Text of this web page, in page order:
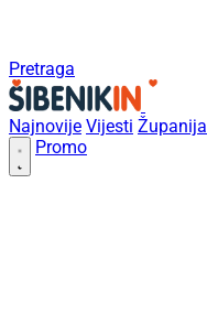
Pretraga
Najnovije Vijesti Županija
Promo